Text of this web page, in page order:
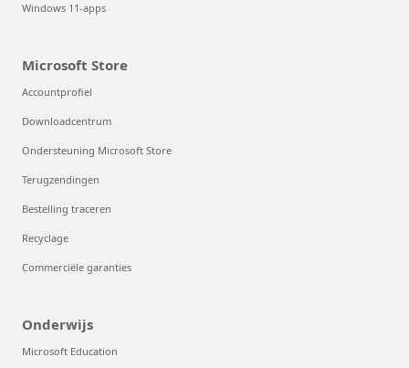
Windows 11-apps
Microsoft Store
Accountprofiel
Downloadcentrum
Ondersteuning Microsoft Store
Terugzendingen
Bestelling traceren
Recyclage
Commerciële garanties
Onderwijs
Microsoft Education